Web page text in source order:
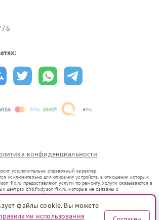
конфиденциальности
исключительно справочный характер.
исключительно для описания устройств, в отношении которых
fix.ru предоставляют услуги по ремонту. Услуги оказываются в
центрах chb.fixdyson-fix.ru, которые не связаны с
знаков или их официальными представителями.
уже введенных в гражданский оборот в соответствии
не преследует цели индивидуализации услуг или введения
файлы cookie. Вы можете
использования